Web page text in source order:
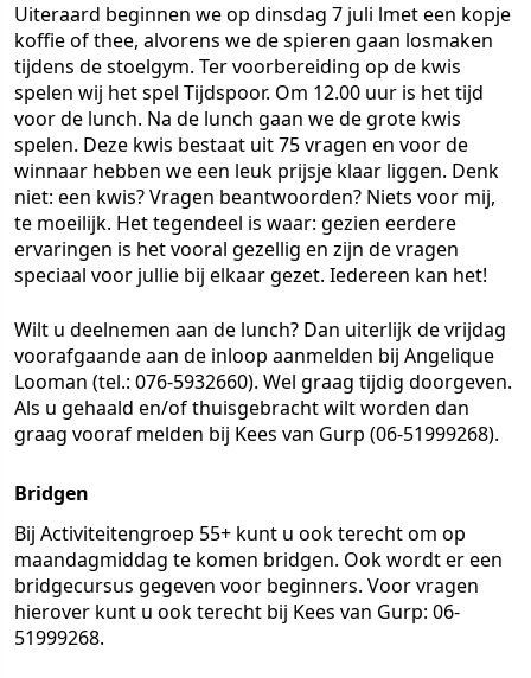
Uiteraard beginnen we op dinsdag 7 juli lmet een kopje
koffie of thee, alvorens we de spieren gaan losmaken
tijdens de stoelgym. Ter voorbereiding op de kwis
spelen wij het spel Tijdspoor. Om 12.00 uur is het tijd
voor de lunch. Na de lunch gaan we de grote kwis
spelen. Deze kwis bestaat uit 75 vragen en voor de
winnaar hebben we een leuk prijsje klaar liggen. Denk
niet: een kwis? Vragen beantwoorden? Niets voor mij,
te moeilijk. Het tegendeel is waar: gezien eerdere
ervaringen is het vooral gezellig en zijn de vragen
speciaal voor jullie bij elkaar gezet. Iedereen kan het!
Wilt u deelnemen aan de lunch? Dan uiterlijk de vrijdag
voorafgaande aan de inloop aanmelden bij Angelique
Looman (tel.: 076-5932660). Wel graag tijdig doorgeven.
Als u gehaald en/of thuisgebracht wilt worden dan
graag vooraf melden bij Kees van Gurp (06-51999268).
Bridgen
Bij Activiteitengroep 55+ kunt u ook terecht om op
maandagmiddag te komen bridgen. Ook wordt er een
bridgecursus gegeven voor beginners. Voor vragen
hierover kunt u ook terecht bij Kees van Gurp: 06-
51999268.